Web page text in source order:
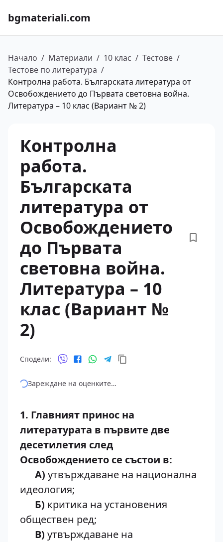
bgmateriali.com
Начало / Материали / 10 клас / Тестове /
Тестове по литература /
Контролна работа. Българската литература от
Освобождението до Първата световна война.
Литература – 10 клас (Вариант № 2)
Контролна
работа.
Българската
литература от
Освобождението
до Първата
световна война.
Литература – 10
клас (Вариант №
2)
Сподели:
Зареждане на оценките…
1. Главният принос на
литературата в първите две
десетилетия след
Освобождението се състои в:
A) утвърждаване на национална
идеология;
Б) критика на установения
обществен ред;
B) утвърждаване на